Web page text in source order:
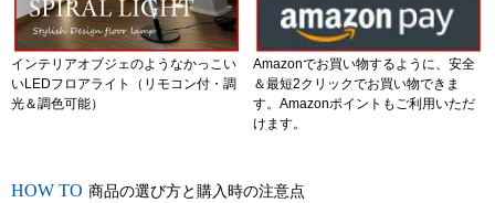
インテリアオブジェのようなかっこい
いLEDフロアライト（リモコン付・調
光＆調色可能）
Amazonでお買い物するように、安全
＆最短2クリックでお買い物できま
す。Amazonポイントもご利用いただ
けます。
商品の選び方と購入時の注意点